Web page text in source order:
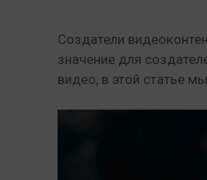
Создатели
значение для
видео, в этой статье